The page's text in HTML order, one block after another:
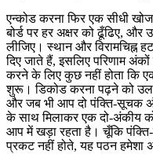
एन्कोड करना फिर एक सीधी
बोर्ड पर हर अक्षर को ढूँढिए,
लीजिए। स्थान और विरामचिह्न
दिए जाते हैं, इसलिए परिणाम अंकों
करने के लिए कुछ नहीं होता कि
शुरू। डिकोड करना पढ़ने को
और जब भी आप दो पंक्ति-सूचक
के साथ मिलाकर एक दो-अंकीय
आप में खड़ा रहता है। चूँकि
प्रकट नहीं होते, यह पठन हमेशा